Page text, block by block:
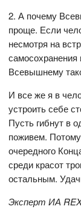
2. А почему
проще. Если
несмотря на
Всевышнему
И все же я в
устроить себе
Пусть гибнут в
поживем.
очередного
среди красот
остальным.
Эксперт ИА